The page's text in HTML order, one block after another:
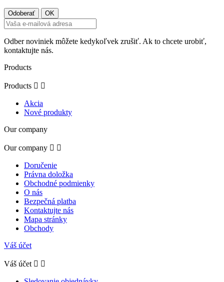
Odber noviniek môžete kedykoľvek zrušiť. Ak to chcete urobiť,
kontaktujte nás.
Products
Products  
Akcia
Nové produkty
Our company
Our company  
Doručenie
Právna doložka
Obchodné podmienky
O nás
Bezpečná platba
Kontaktujte nás
Mapa stránky
Obchody
Váš účet
Váš účet  